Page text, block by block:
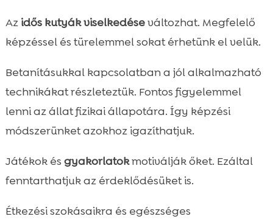
Az idős kutyák viselkedéseváltozhat. Megfelelő
képzéssel és türelemmel sokat érhetünk el velük.
Betanításukkal kapcsolatban a jól alkalmazható
technikákat részleteztük. Fontos figyelemmel
lenni az állat fizikai állapotára. Így képzési
módszerünket azokhoz igazíthatjuk.
Játékok és gyakorlatokmotiválják őket. Ezáltal
fenntarthatjuk az érdeklődésüket is.
Étkezési szokásaikra és egészséges